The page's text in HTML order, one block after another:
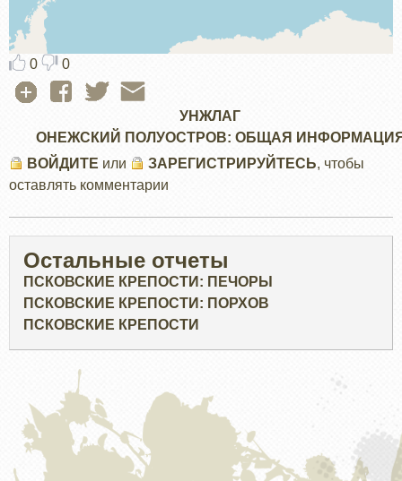
0 0
УНЖЛАГ
ОНЕЖСКИЙ ПОЛУОСТРОВ: ОБЩАЯ
ВОЙДИТЕ или ЗАРЕГИСТРИРУЙТЕСЬ, чтобы
оставлять комментарии
Остальные отчеты
ПСКОВСКИЕ КРЕПОСТИ: ПЕЧОРЫ
ПСКОВСКИЕ КРЕПОСТИ: ПОРХОВ
ПСКОВСКИЕ КРЕПОСТИ